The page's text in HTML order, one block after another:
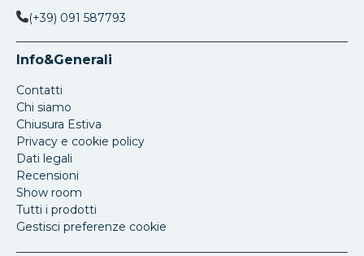
(+39) 091 587793
Info&Generali
Contatti
Chi siamo
Chiusura Estiva
Privacy e cookie policy
Dati legali
Recensioni
Show room
Tutti i prodotti
Gestisci preferenze cookie